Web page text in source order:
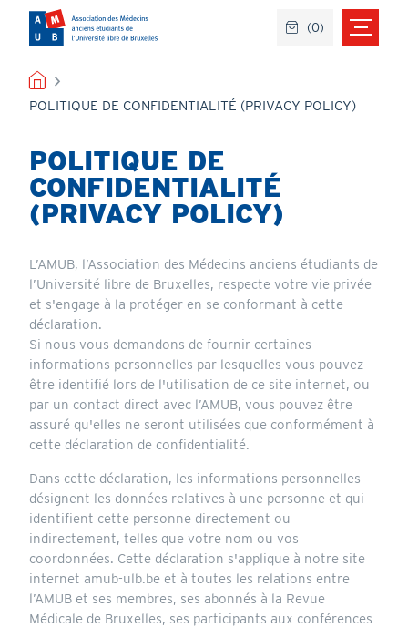
contenu
principal
FIL
D'ARIANE
POLITIQUE DE CONFIDENTIALITÉ (PRIVACY POLICY)
POLITIQUE DE
CONFIDENTIALITÉ
(PRIVACY POLICY)
L’AMUB, l’Association des Médecins anciens étudiants de
l’Université libre de Bruxelles, respecte votre vie privée
et s'engage à la protéger en se conformant à cette
déclaration.
Si nous vous demandons de fournir certaines
informations personnelles par lesquelles vous pouvez
être identifié lors de l'utilisation de ce site internet, ou
par un contact direct avec l’AMUB, vous pouvez être
assuré qu'elles ne seront utilisées que conformément à
cette déclaration de confidentialité.
Dans cette déclaration, les informations personnelles
désignent les données relatives à une personne et qui
identifient cette personne directement ou
indirectement, telles que votre nom ou vos
coordonnées. Cette déclaration s'applique à notre site
internet amub-ulb.be et à toutes les relations entre
l’AMUB et ses membres, ses abonnés à la Revue
Médicale de Bruxelles, ses participants aux conférences
(0)